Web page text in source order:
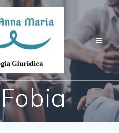
Salta
contenuto
Fobia